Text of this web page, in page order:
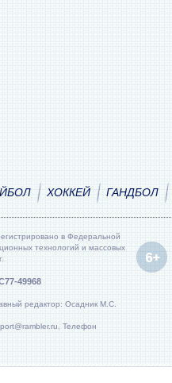
ХОККЕЙ ГАНДБОЛ
в Федеральной
технологий и массовых
49968
редактор: Осадник М.С.
Телефон